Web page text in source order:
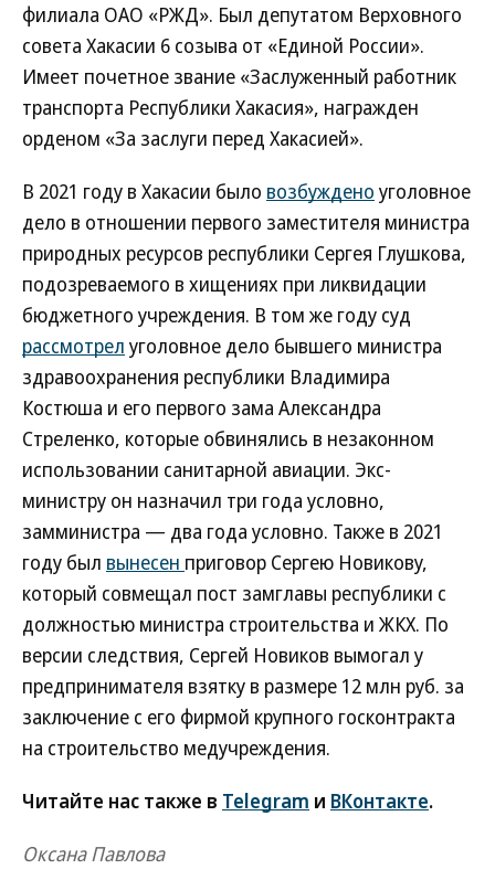
филиала ОАО «РЖД». Был депутатом Верховного
совета Хакасии 6 созыва от «Единой России».
Имеет почетное звание «Заслуженный работник
транспорта Республики Хакасия», награжден
орденом «За заслуги перед Хакасией».
В 2021 году в Хакасии было возбуждено уголовное
дело в отношении первого заместителя министра
природных ресурсов республики Сергея Глушкова,
подозреваемого в хищениях при ликвидации
бюджетного учреждения. В том же году суд
рассмотрел уголовное дело бывшего министра
здравоохранения республики Владимира
Костюша и его первого зама Александра
Стреленко, которые обвинялись в незаконном
использовании санитарной авиации. Экс-
министру он назначил три года условно,
замминистра — два года условно. Также в 2021
году был вынесен приговор Сергею Новикову,
который совмещал пост замглавы республики с
должностью министра строительства и ЖКХ. По
версии следствия, Сергей Новиков вымогал у
предпринимателя взятку в размере 12 млн руб. за
заключение с его фирмой крупного госконтракта
на строительство медучреждения.
Читайте нас также в Telegram и ВКонтакте.
Оксана Павлова